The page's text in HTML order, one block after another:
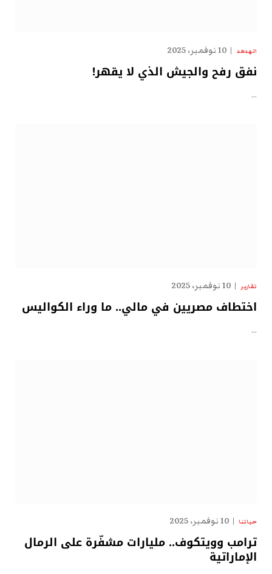
الهدهد 10 نوفمبر، 2025
نفق رفح والجيش الذي لا يقهر!
…
تقارير 10 نوفمبر، 2025
اختطاف مصريين في مالي.. ما وراء الكواليس
…
حياتنا 10 نوفمبر، 2025
ترامب وويتكوف.. مليارات مشفّرة على الرمال
الإماراتية